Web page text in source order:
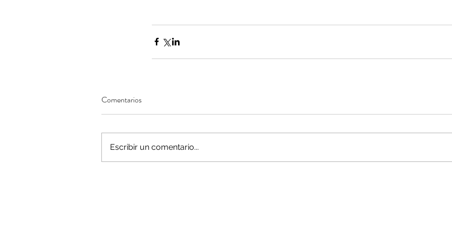
Minería del cobre enfrenta
inversión y eficiencia
Comunicado Bono Trimestral
Comentarios
Escribir un comentario...